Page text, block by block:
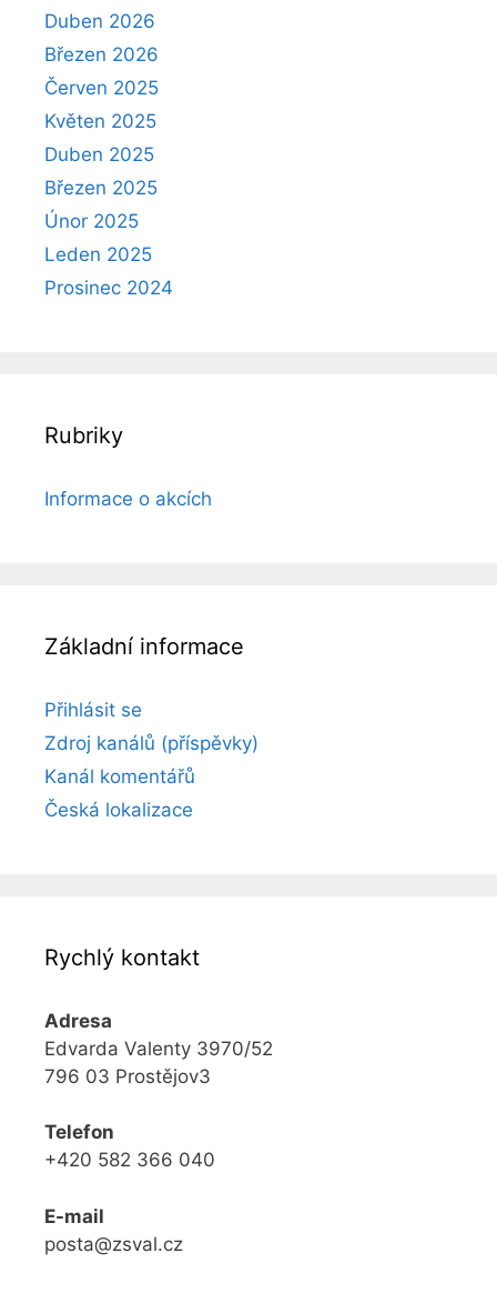
Duben 2026
Březen 2026
Červen 2025
Květen 2025
Duben 2025
Březen 2025
Únor 2025
Leden 2025
Prosinec 2024
Rubriky
Informace o akcích
Základní informace
Přihlásit se
Zdroj kanálů (příspěvky)
Kanál komentářů
Česká lokalizace
Rychlý kontakt
Adresa
Edvarda Valenty 3970/52
796 03 Prostějov3
Telefon
+420 582 366 040
E-mail
posta@zsval.cz